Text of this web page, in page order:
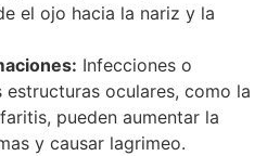
el ojo hacia la nariz y la
Infecciones o
estructuras oculares, como la
pueden aumentar la
y causar lagrimeo.